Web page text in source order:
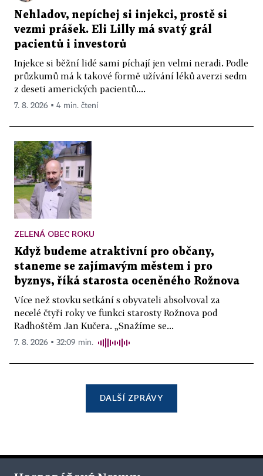
Nehladov, nepíchej si injekci, prostě si
vezmi prášek. Eli Lilly má svatý grál
pacientů i investorů
Injekce si běžní lidé sami píchají jen velmi neradi. Podle
průzkumů má k takové formě užívání léků averzi sedm
z deseti amerických pacientů....
7. 8. 2026 ▪ 4 min. čtení
ZELENÁ OBEC ROKU
Když budeme atraktivní pro občany,
staneme se zajímavým městem i pro
byznys, říká starosta oceněného Rožnova
Více než stovku setkání s obyvateli absolvoval za
necelé čtyři roky ve funkci starosty Rožnova pod
Radhoštěm Jan Kučera. „Snažíme se...
7. 8. 2026 ▪ 32:09 min.
DALŠÍ ZPRÁVY